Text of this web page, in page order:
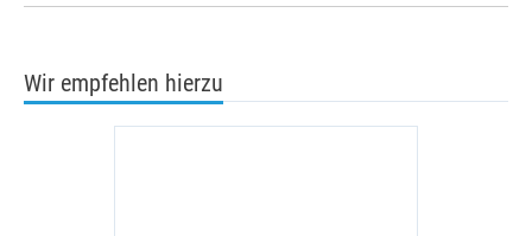
Wir empfehlen hierzu